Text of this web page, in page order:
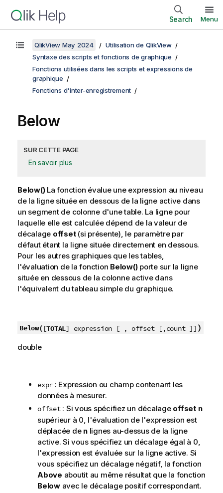
Search Menu
QlikView May 2024
Utilisation de QlikView
Syntaxe des scripts et fonctions de graphique
Fonctions utilisées dans les scripts et expressions de
graphique
Fonctions d'inter-enregistrement
Below
SUR CETTE PAGE
En savoir plus
Below()La fonction évalue une expression au niveau
de la ligne située en dessous de la ligne active dans
un segment de colonne d'une table. La ligne pour
laquelle elle est calculée dépend de la valeur de
décalage offset(si présente), le paramètre par
défaut étant la ligne située directement en dessous.
Pour les autres graphiques que les tables,
l'évaluation de la fonction Below()porte sur la ligne
située en dessous de la colonne active dans
l'équivalent du tableau simple du graphique.
Below( [TOTAL] expression [ , offset [,count ]] )
double
expr : Expression ou champ contenant les
données à mesurer.
offset: Si vous spécifiez un décalage offset n
supérieur à 0, l'évaluation de l'expression est
déplacée de nlignes au-dessus de la ligne
active. Si vous spécifiez un décalage égal à 0,
l'expression est évaluée sur la ligne active. Si
vous spécifiez un décalage négatif, la fonction
Above aboutit au même résultat que la fonction
Belowavec le décalage positif correspondant.